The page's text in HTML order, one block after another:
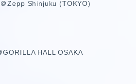
＠Zepp Shinjuku (TOKYO)
GORILLA HALL OSAKA